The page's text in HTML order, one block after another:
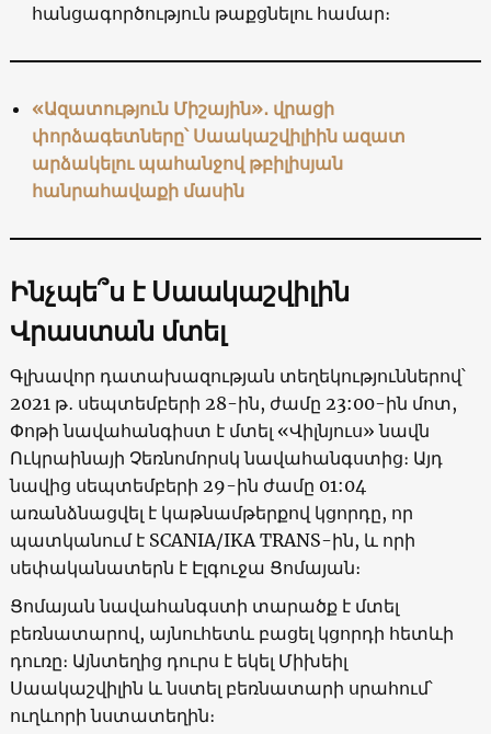
հանցագործություն թաքցնելու համար։
«Ազատություն Միշային»․ վրացի
փորձագետները՝ Սաակաշվիլիին ազատ
արձակելու պահանջով թբիլիսյան
հանրահավաքի մասին
Ինչպե՞ս է Սաակաշվիլին
Վրաստան մտել
Գլխավոր դատախազության տեղեկություններով՝
2021 թ․ սեպտեմբերի 28-ին, ժամը 23:00-ին մոտ,
Փոթի նավահանգիստ է մտել «Վիլնյուս» նավն
Ուկրաինայի Չեռնոմորսկ նավահանգստից։ Այդ
նավից սեպտեմբերի 29-ին ժամը 01:04
առանձնացվել է կաթնամթերքով կցորդը, որ
պատկանում է SCANIA/IKA TRANS-ին, և որի
սեփականատերն է Էլգուջա Ցոմայան։
Ցոմայան նավահանգստի տարածք է մտել
բեռնատարով, այնուհետև բացել կցորդի հետևի
դուռը։ Այնտեղից դուրս է եկել Միխեիլ
Սաակաշվիլին և նստել բեռնատարի սրահում՝
ուղևորի նստատեղին։